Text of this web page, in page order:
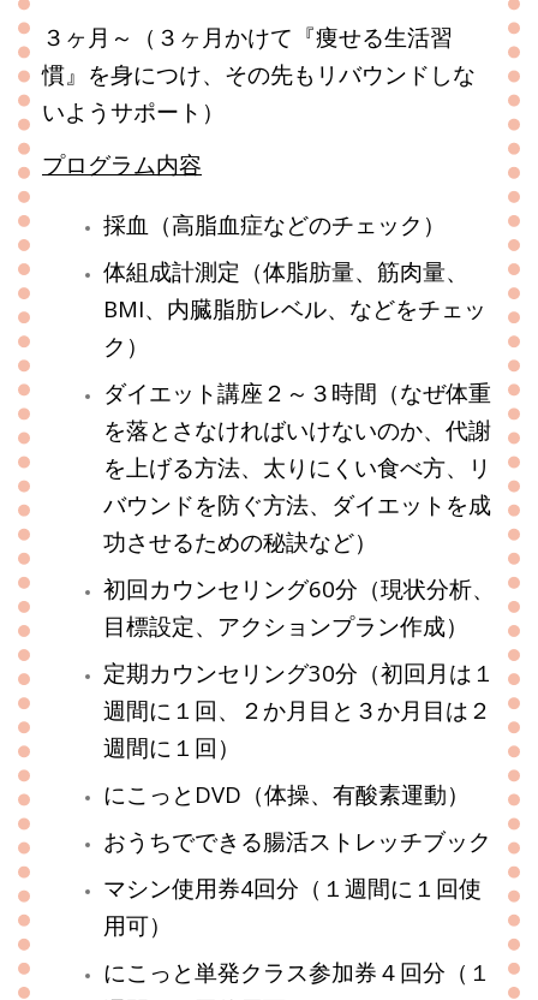
３ヶ月～（３ヶ月かけて『痩せる生活習
慣』を身につけ、その先もリバウンドしな
いようサポート）
プログラム内容
採血（高脂血症などのチェック）
体組成計測定（体脂肪量、筋肉量、
BMI、内臓脂肪レベル、などをチェッ
ク）
ダイエット講座２～３時間（なぜ体重
を落とさなければいけないのか、代謝
を上げる方法、太りにくい食べ方、リ
バウンドを防ぐ方法、ダイエットを成
功させるための秘訣など）
初回カウンセリング60分（現状分析、
目標設定、アクションプラン作成）
定期カウンセリング30分（初回月は１
週間に１回、２か月目と３か月目は２
週間に１回）
にこっとDVD（体操、有酸素運動）
おうちでできる腸活ストレッチブック
マシン使用券4回分（１週間に１回使
用可）
にこっと単発クラス参加券４回分（１